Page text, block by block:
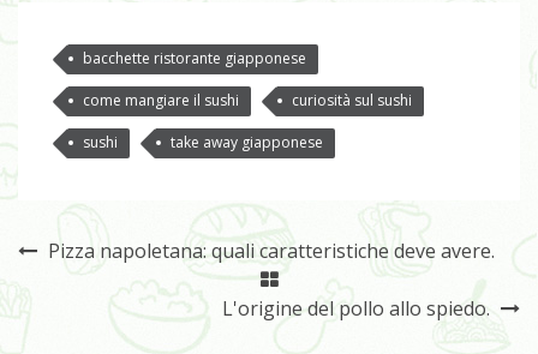
bacchette ristorante giapponese
come mangiare il sushi curiosità sul sushi
sushi take away giapponese
Pizza napoletana: quali caratteristiche deve avere.
L'origine del pollo allo spiedo.